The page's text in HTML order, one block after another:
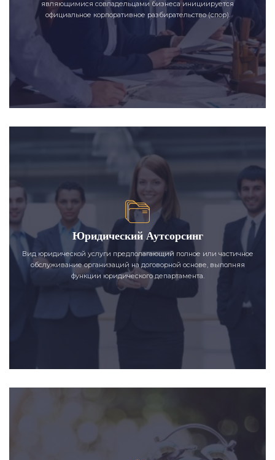
являющимися совладельцами бизнеса инициируется
официальное корпоративное разбирательство (спор).
Юридический Аутсорсинг
Вид юридической услуги предполагающий полное или частичное
обслуживание организаций на договорной основе, выполняя
функции юридического департамента.